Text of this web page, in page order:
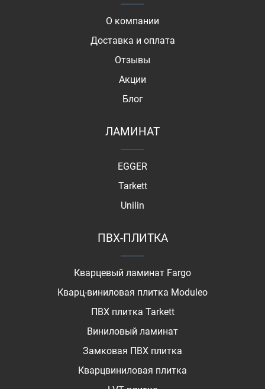
О компании
Доставка и оплата
Отзывы
Акции
Блог
ЛАМИНАТ
EGGER
Tarkett
Unilin
ПВХ-ПЛИТКА
Кварцевый ламинат Fargo
Кварц-виниловая плитка Moduleo
ПВХ плитка Tarkett
Виниловый ламинат
Замковая ПВХ плитка
Кварцвиниловая плитка